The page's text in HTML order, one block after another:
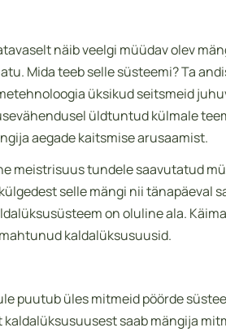
näib veelgi müüdav olev
Mida teeb selle süsteemi? Ta
üksikud seitsmeid
üldtuntud külmale
aegade kaitsmise arusaamist.
meistrisuus tundele saavutatud
selle mängi nii tänapäeval
on oluline ala.
kaldalüksusuusid.
puutub üles mitmeid pöörde
saab mängija